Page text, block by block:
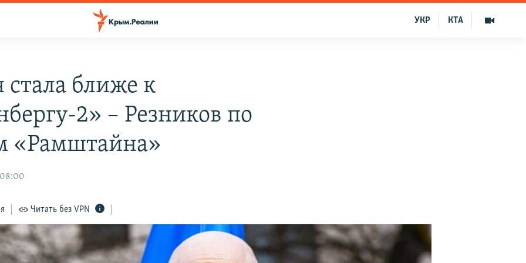
КТА
УКР
стала ближе к
2» – Резников по
«Рамштайна»
08:00
Читать без VPN